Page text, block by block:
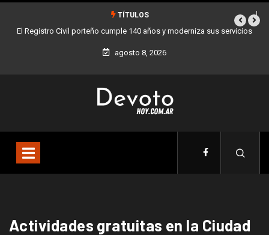
TÍTULOS
El Registro Civil porteño cumple 140 años y moderniza sus servicios
agosto 8, 2026
Actividades gratuitas en la Ciudad